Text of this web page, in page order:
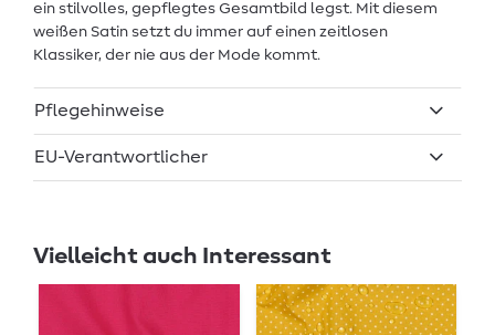
ein stilvolles, gepflegtes Gesamtbild legst. Mit diesem
weißen Satin setzt du immer auf einen zeitlosen
Klassiker, der nie aus der Mode kommt.
Pflegehinweise
EU-Verantwortlicher
Vielleicht auch Interessant